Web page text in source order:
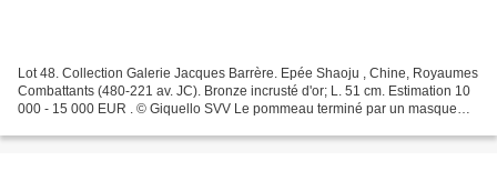
Lot 48. Collection Galerie Jacques Barrère. Epée Shaoju , Chine, Royaumes
Combattants (480-221 av. JC). Bronze incrusté d'or; L. 51 cm. Estimation 10
000 - 15 000 EUR . © Giquello SVV Le pommeau terminé par un masque